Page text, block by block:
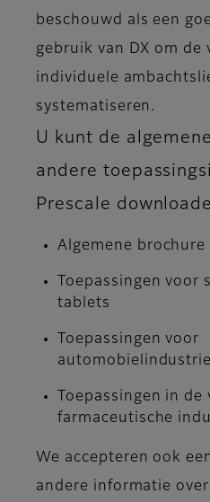
beschouwd als een
gebruik van DX om de
individuele
systematiseren.
U kunt de
andere
Prescale
Algemene brochure
Toepassingen voor
tablets
Toepassingen voor
Toepassingen in
farmaceutische
We accepteren ook
andere informatie over